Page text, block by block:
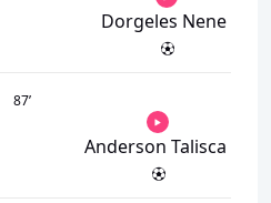
Dorgeles Nene
87’
Anderson Talisca